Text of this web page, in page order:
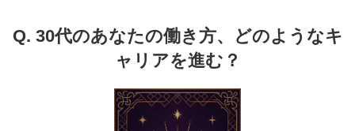
Q. 30代のあなたの働き方、どのようなキ
ャリアを進む？